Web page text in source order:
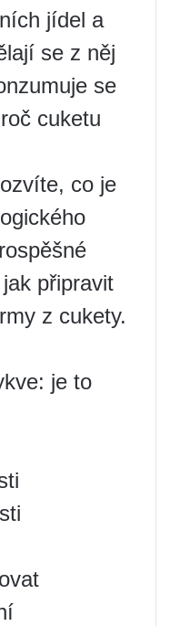
jídel a
se z něj
se
cuketu
co je
připravit
z cukety.
je to